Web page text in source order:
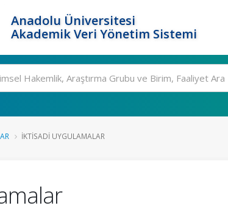
Anadolu Üniversitesi
Akademik Veri Yönetim Sistemi
İKTISADI UYGULAMALAR